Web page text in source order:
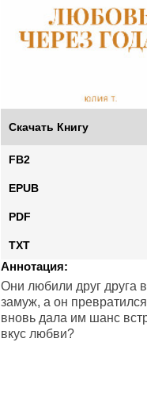
Скачать Книгу
FB2
EPUB
PDF
TXT
Аннотация:
Они любили друг друга
замуж, а он
вновь дала им шанс
вкус любви?